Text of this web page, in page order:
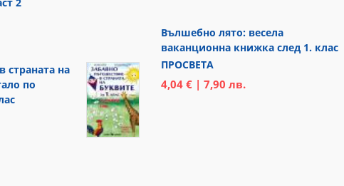
2
страната на
по
Вълшебно лято: весела
ваканционна книжка след 1. клас
ПРОСВЕТА
4,04 € | 7,90 лв.